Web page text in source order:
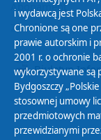
Abonament
Zamówienia
Biuletyn
i wydawcą jest
Chronione są one
prawie autorskim i
2001 r. o ochronie
wykorzystywane są
Bydgoszczy
stosownej umowy
przedmiotowych
przewidzianymi